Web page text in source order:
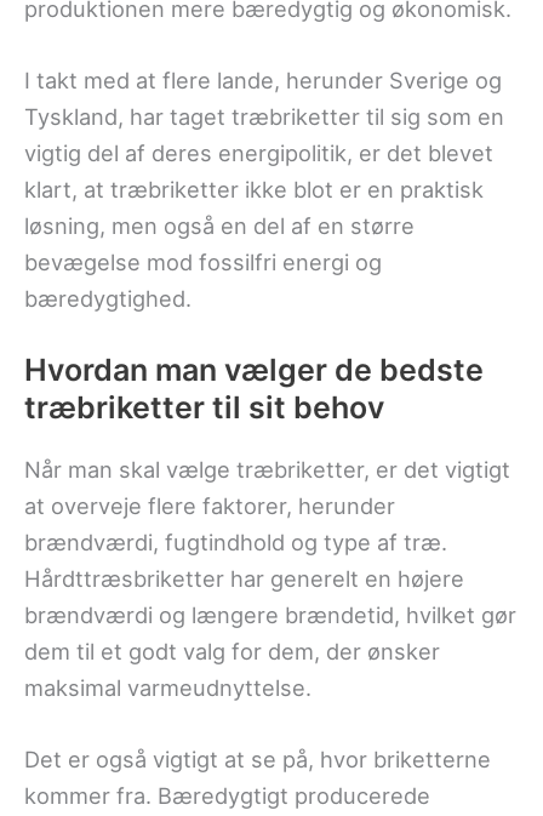
produktionen mere bæredygtig og økonomisk.
I takt med at flere lande, herunder Sverige og
Tyskland, har taget træbriketter til sig som en
vigtig del af deres energipolitik, er det blevet
klart, at træbriketter ikke blot er en praktisk
løsning, men også en del af en større
bevægelse mod fossilfri energi og
bæredygtighed.
Hvordan man vælger de bedste
træbriketter til sit behov
Når man skal vælge træbriketter, er det vigtigt
at overveje flere faktorer, herunder
brændværdi, fugtindhold og type af træ.
Hårdttræsbriketter har generelt en højere
brændværdi og længere brændetid, hvilket gør
dem til et godt valg for dem, der ønsker
maksimal varmeudnyttelse.
Det er også vigtigt at se på, hvor briketterne
kommer fra. Bæredygtigt producerede